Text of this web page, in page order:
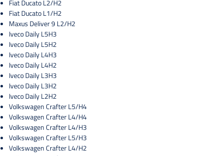
Fiat Ducato L2/H2
Fiat Ducato L1/H2
Maxus Deliver 9 L2/H2
Iveco Daily L5H3
Iveco Daily L5H2
Iveco Daily L4H3
Iveco Daily L4H2
Iveco Daily L3H3
Iveco Daily L3H2
Iveco Daily L2H2
Volkswagen Crafter L5/H4
Volkswagen Crafter L4/H4
Volkswagen Crafter L4/H3
Volkswagen Crafter L5/H3
Volkswagen Crafter L4/H2